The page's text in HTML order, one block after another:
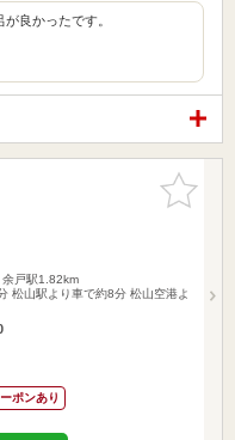
良かったです。
お気に入
りに追加
余戸駅1.82km
松山駅より車で約8分 松山空港よ
ポンあり